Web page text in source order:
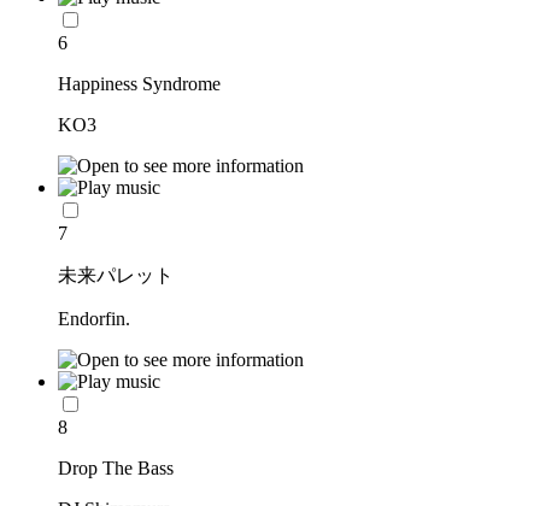
6
Happiness Syndrome
KO3
7
未来パレット
Endorfin.
8
Drop The Bass